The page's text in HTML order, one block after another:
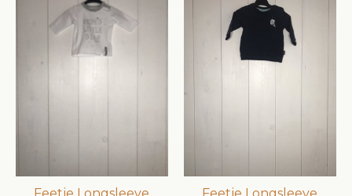
Feetje Longsleeve
Feetje Longsleeve